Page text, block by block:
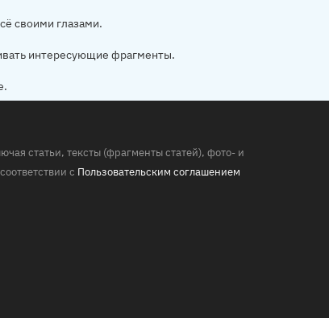
своими глазами.
интересующие фрагменты.
статьи, тексты (фрагменты статей), фото- и
с Пользовательским соглашением